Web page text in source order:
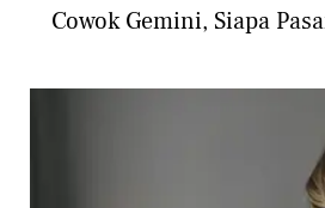
Cowok Gemini, Siapa